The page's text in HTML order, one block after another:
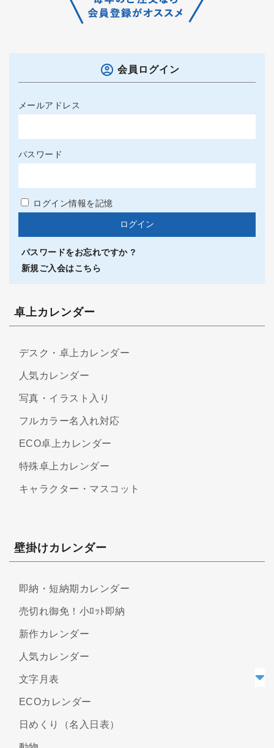
会員ログイン
メールアドレス
パスワード
ログイン情報を記憶
パスワードをお忘れですか ?
新規ご入会はこちら
卓上カレンダー
デスク・卓上カレンダー
人気カレンダー
写真・イラスト入り
フルカラー名入れ対応
ECO卓上カレンダー
特殊卓上カレンダー
キャラクター・マスコット
壁掛けカレンダー
即納・短納期カレンダー
売切れ御免！小ﾛｯﾄ即納
新作カレンダー
人気カレンダー
文字月表
ECOカレンダー
日めくり（名入日表）